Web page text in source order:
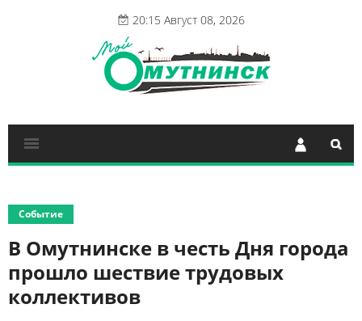
20:15 Август 08, 2026
Событие
В Омутнинске в честь Дня города
прошло шествие трудовых
коллективов